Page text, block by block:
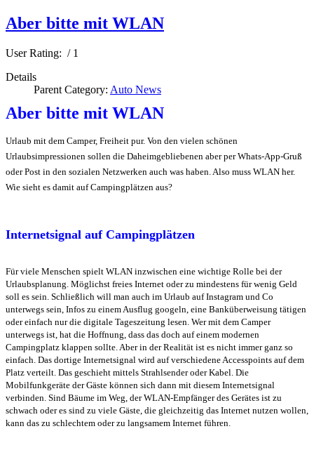
Aber bitte mit WLAN
User Rating: / 1
Details
Parent Category: Auto News
Aber bitte mit WLAN
Urlaub mit dem Camper, Freiheit pur. Von den vielen schönen
Urlaubsimpressionen sollen die Daheimgebliebenen aber per Whats-App-Gruß
oder Post in den sozialen Netzwerken auch was haben. Also muss WLAN her.
Wie sieht es damit auf Campingplätzen aus?
Internetsignal auf Campingplätzen
Für viele Menschen spielt WLAN inzwischen eine wichtige Rolle bei der
Urlaubsplanung. Möglichst freies Internet oder zu mindestens für wenig Geld
soll es sein. Schließlich will man auch im Urlaub auf Instagram und Co
unterwegs sein, Infos zu einem Ausflug googeln, eine Banküberweisung tätigen
oder einfach nur die digitale Tageszeitung lesen. Wer mit dem Camper
unterwegs ist, hat die Hoffnung, dass das doch auf einem modernen
Campingplatz klappen sollte. Aber in der Realität ist es nicht immer ganz so
einfach. Das dortige Internetsignal wird auf verschiedene Accesspoints auf dem
Platz verteilt. Das geschieht mittels Strahlsender oder Kabel. Die
Mobilfunkgeräte der Gäste können sich dann mit diesem Internetsignal
verbinden. Sind Bäume im Weg, der WLAN-Empfänger des Gerätes ist zu
schwach oder es sind zu viele Gäste, die gleichzeitig das Internet nutzen wollen,
kann das zu schlechtem oder zu langsamem Internet führen.